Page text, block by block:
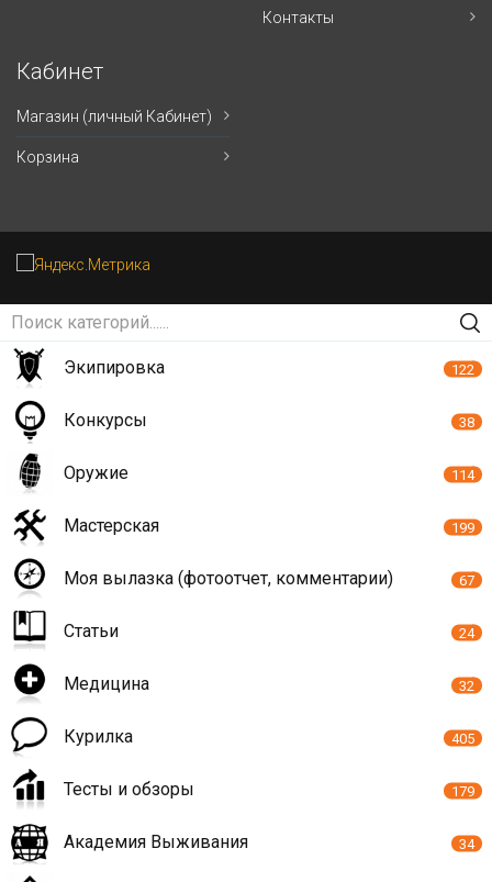
Контакты
Кабинет
Магазин (личный Кабинет)
Корзина
Экипировка 122
Конкурсы 38
Оружие 114
Мастерская 199
Моя вылазка (фотоотчет, комментарии) 67
Статьи 24
Медицина 32
Курилка 405
Тесты и обзоры 179
Академия Выживания 34